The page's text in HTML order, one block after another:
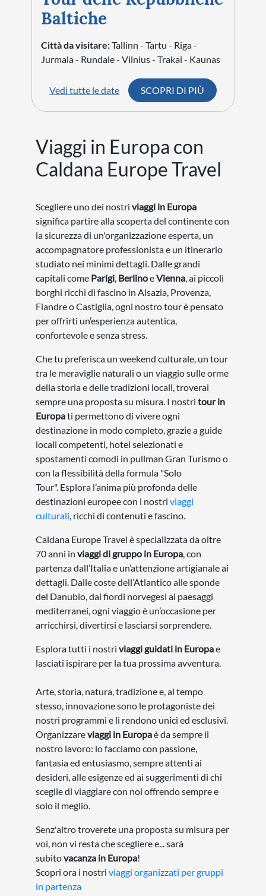
Baltiche
Città da visitare:Tallinn - Tartu - Riga -
Jurmala - Rundale - Vilnius - Trakai - Kaunas
Vedi tutte le date SCOPRI DI PIÙ
Viaggi in Europa con
Caldana Europe Travel
Scegliere uno dei nostri viaggi in Europa
significa partire alla scoperta del continente con
la sicurezza di un'organizzazione esperta, un
accompagnatore professionista e un itinerario
studiato nei minimi dettagli. Dalle grandi
capitali come Parigi, BerlinoeVienna, ai piccoli
borghi ricchi di fascino in Alsazia, Provenza,
Fiandre o Castiglia, ogni nostro tour è pensato
per offrirti un’esperienza autentica,
confortevole e senza stress.
Che tu preferisca un weekend culturale, un tour
tra le meraviglie naturali o un viaggio sulle orme
della storia e delle tradizioni locali, troverai
sempre una proposta su misura. I nostri tour in
Europati permettono di vivere ogni
destinazione in modo completo, grazie a guide
locali competenti, hotel selezionati e
spostamenti comodi in pullman Gran Turismo o
con la flessibilità della formula "Solo
Tour". Esplora l’anima più profonda delle
destinazioni europee con i nostri viaggi
culturali, ricchi di contenuti e fascino.
Caldana Europe Travel è specializzata da oltre
70 anni in viaggi di gruppo in Europa, con
partenza dall’Italia e un’attenzione artigianale ai
dettagli. Dalle coste dell’Atlantico alle sponde
del Danubio, dai fiordi norvegesi ai paesaggi
mediterranei, ogni viaggio è un’occasione per
arricchirsi, divertirsi e lasciarsi sorprendere.
Esplora tutti i nostri viaggi guidati in Europae
lasciati ispirare per la tua prossima avventura.
Arte, storia, natura, tradizione e, al tempo
stesso, innovazione sono le protagoniste dei
nostri programmi e li rendono unici ed esclusivi.
Organizzareviaggi in Europaè da sempre il
nostro lavoro: lo facciamo con passione,
fantasia ed entusiasmo, sempre attenti ai
desideri, alle esigenze ed ai suggerimenti di chi
sceglie di viaggiare con noi offrendo sempre e
solo il meglio.
Senz'altro troverete una proposta su misura per
voi, non vi resta che scegliere e... sarà
subitovacanza in Europa!
Scopri ora i nostri viaggi organizzati per gruppi
in partenza